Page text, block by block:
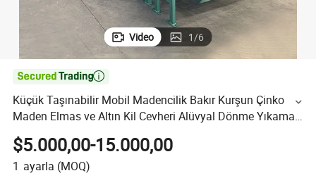
Video 1/6

Küçük Taşınabilir Mobil Madencilik Bakır Kurşun Çinko
Maden Elmas ve Altın Kil Cevheri Alüvyal Dönme Yıkama
Makinesi Satışta
$5.000,00-15.000,00
1 ayarla (MOQ)